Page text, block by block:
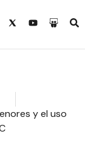
y el uso